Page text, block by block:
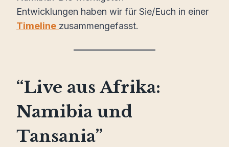
Entwicklungen haben wir für Sie/Euch in einer
Timeline zusammengefasst.
“Live aus Afrika:
Namibia und
Tansania”